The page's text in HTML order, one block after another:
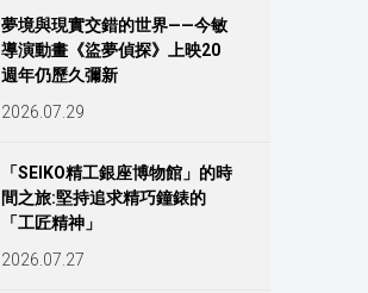
夢境與現實交錯的世界——今敏
導演動畫《盜夢偵探》上映20
週年仍歷久彌新
2026.07.29
「SEIKO精工銀座博物館」的時
間之旅:堅持追求精巧鐘錶的
「工匠精神」
2026.07.27